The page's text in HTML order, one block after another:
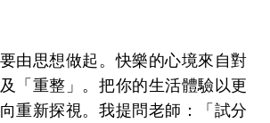
由思想做起。快樂的心境來自對
「重整」。把你的生活體驗以更
重新探視。我提問老師：「試分